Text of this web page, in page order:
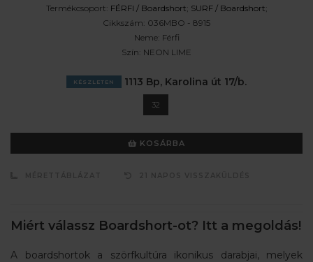
Termékcsoport: FÉRFI / Boardshort; SURF / Boardshort;
Cikkszám: 036MBO - 8915
Neme: Férfi
Szín: NEON LIME
KÉSZLETEN 1113 Bp, Karolina út 17/b.
32
KOSÁRBA
Miért válassz Boardshort-ot? Itt a megoldás!
A boardshortok a szörfkultúra ikonikus darabjai, melyek